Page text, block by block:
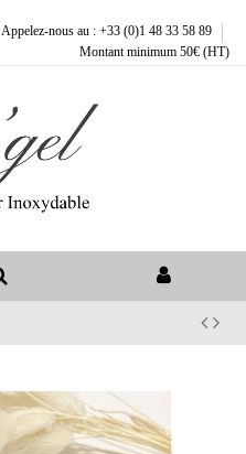
Appelez-nous au : +33 (0)1 48 33 58 89
Montant minimum 50€ (HT)